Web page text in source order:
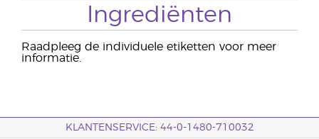
Ingrediënten
Raadpleeg de individuele etiketten voor meer
informatie.
KLANTENSERVICE: 44-0-1480-710032